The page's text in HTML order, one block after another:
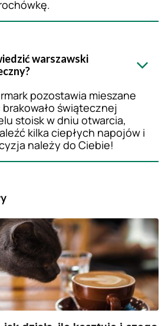
warszawski
pozostawia mieszane
świątecznej
stoisk w dniu otwarcia,
kilka ciepłych napojów i
należy do Ciebie!